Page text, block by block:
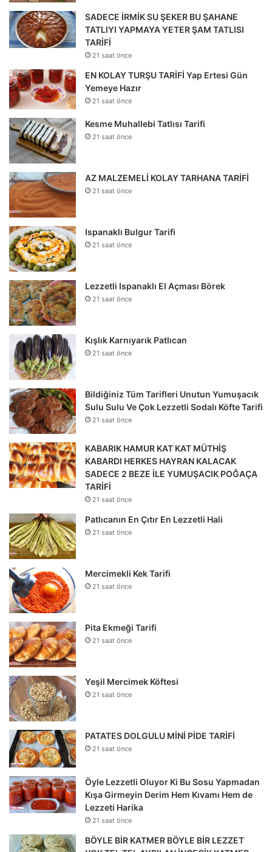
SADECE İRMİK SU ŞEKER BU ŞAHANE
TATLIYI YAPMAYA YETER ŞAM TATLISI
TARİFİ
21 saat önce
EN KOLAY TURŞU TARİFİ Yap Ertesi Gün
Yemeye Hazır
21 saat önce
Kesme Muhallebi Tatlısı Tarifi
21 saat önce
AZ MALZEMELİ KOLAY TARHANA TARİFİ
21 saat önce
Ispanaklı Bulgur Tarifi
21 saat önce
Lezzetli Ispanaklı El Açması Börek
21 saat önce
Kışlık Karnıyarık Patlıcan
21 saat önce
Bildiğiniz Tüm Tarifleri Unutun Yumuşacık
Sulu Sulu Ve Çok Lezzetli Sodalı Köfte Tarifi
21 saat önce
KABARIK HAMUR KAT KAT MÜTHİŞ
KABARDI HERKES HAYRAN KALACAK
SADECE 2 BEZE İLE YUMUŞACIK POĞAÇA
TARİFİ
21 saat önce
Patlıcanın En Çıtır En Lezzetli Hali
21 saat önce
Mercimekli Kek Tarifi
21 saat önce
Pita Ekmeği Tarifi
21 saat önce
Yeşil Mercimek Köftesi
21 saat önce
PATATES DOLGULU MİNİ PİDE TARİFİ
21 saat önce
Öyle Lezzetli Oluyor Ki Bu Sosu Yapmadan
Kışa Girmeyin Derim Hem Kıvamı Hem de
Lezzeti Harika
21 saat önce
BÖYLE BİR KATMER BÖYLE BİR LEZZET